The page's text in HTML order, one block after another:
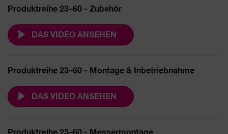
Produktreihe 23–60 - Zubehör
DAS VIDEO ANSEHEN
Produktreihe 23–60 - Montage & Inbetriebnahme
DAS VIDEO ANSEHEN
Produktreihe 23–60 - Messermontage